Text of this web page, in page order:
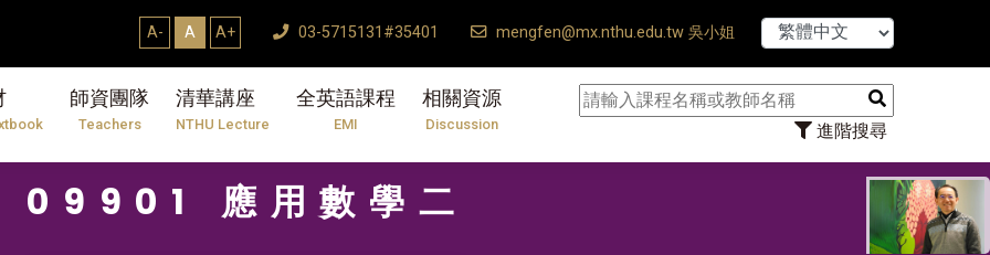
A- A A+ 03-5715131#35401 mengfen@mx.nthu.edu.tw 吳小姐
師資團隊
Teachers
清華講座
NTHU Lecture
全英語課程
EMI
相關資源
Discussion 進階搜尋
【7/31】
09901 應用數學二